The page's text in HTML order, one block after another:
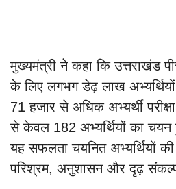
मुख्यमंत्री ने कहा कि उत्तराखंड
के लिए लगभग डेढ़ लाख
71 हजार से अधिक अभ्यर्थी
से केवल 182 अभ्यर्थियों का
यह सफलता चयनित अभ्यर्थियों
परिश्रम, अनुशासन और दृढ़ संकल्प